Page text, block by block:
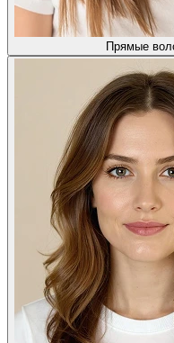
Прямые